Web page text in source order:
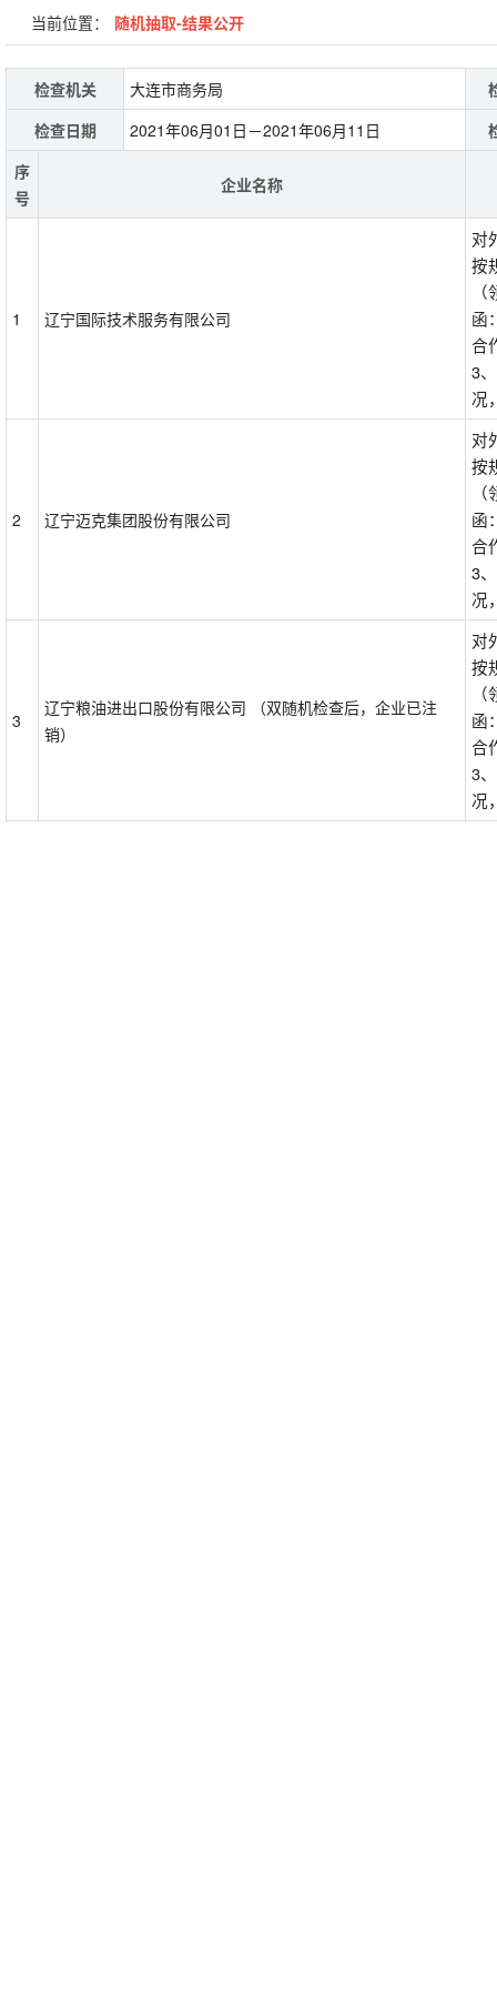
当前位置： 随机抽取-结果公开
检查机关 大连市商务局
检查日期
2021年06月01日－2021年06月11日
序
号
企业名称
1 辽宁国际技术服务有限公司
对
按
函
合
3
况
2 辽宁迈克集团股份有限公司
对
按
函
合
3
况
3
辽宁粮油进出口股份有限公司 （双随机检查后，企业已注
销）
对
按
函
合
3
况